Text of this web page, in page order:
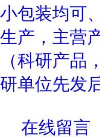
小包装均可
生产，主营
（科研产品
研单位先发
在线留言